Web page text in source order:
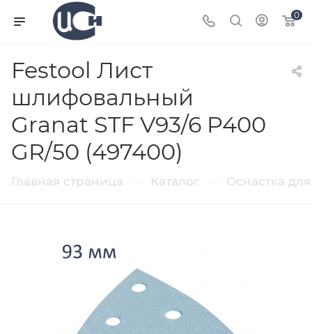
0
Festool Лист
шлифовальный
Granat STF V93/6 P400
GR/50 (497400)
Главная страница Каталог Оснастка